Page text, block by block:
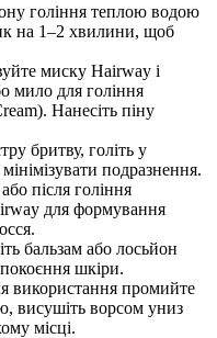
гоління теплою водою
на 1–2 хвилини, щоб
миску Hairway і
мило для гоління
Нанесіть піну
бритву, голіть у
подразнення.
після гоління
для формування
бальзам або лосьйон
шкіри.
використання промийте
висушіть ворсом униз
місці.